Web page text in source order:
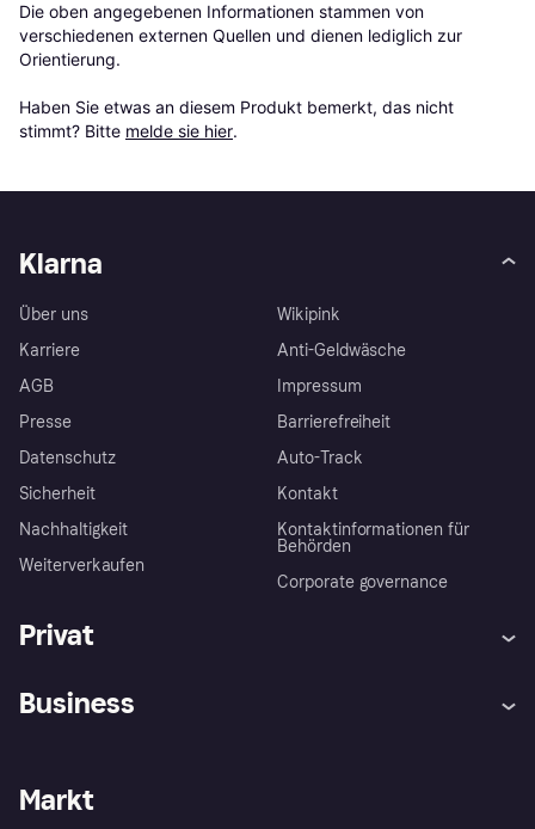
Die oben angegebenen Informationen stammen von
verschiedenen externen Quellen und dienen lediglich zur
Orientierung.
Haben Sie etwas an diesem Produkt bemerkt, das nicht
stimmt? Bitte melde sie hier.
Klarna
Über uns
Karriere
AGB
Presse
Datenschutz
Sicherheit
Nachhaltigkeit
Weiterverkaufen
Wikipink
Anti-Geldwäsche
Impressum
Barrierefreiheit
Auto-Track
Kontakt
Kontaktinformationen für
Behörden
Corporate governance
Privat
Shops entdecken
Business
Händlerportal
Markt